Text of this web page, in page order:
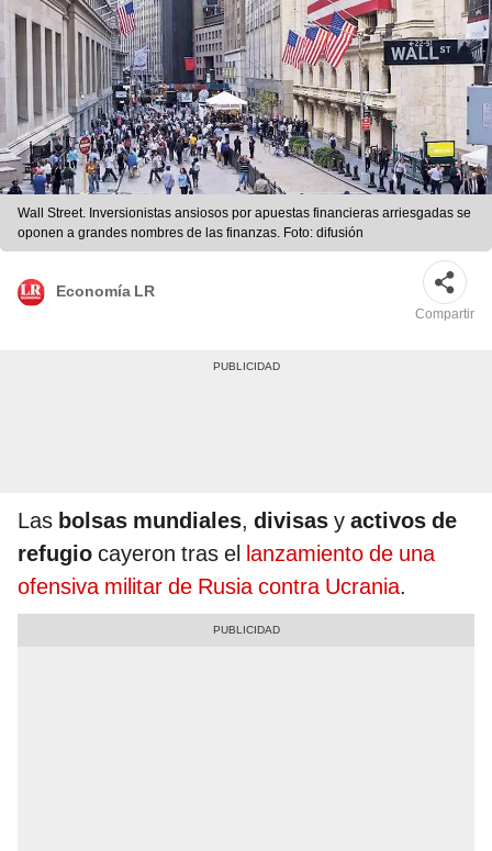
Wall Street. Inversionistas ansiosos por apuestas financieras arriesgadas se
oponen a grandes nombres de las finanzas. Foto: difusión
Economía LR
Compartir
Las bolsas mundiales, divisas y activos de
refugio cayeron tras el lanzamiento de una
ofensiva militar de Rusia contra Ucrania.